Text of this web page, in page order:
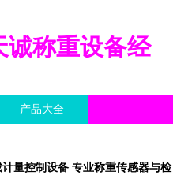
诚称重设备经
产品大全
量控制设备 专业称重传感器与检